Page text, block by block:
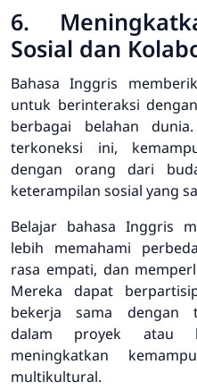
6.
Sosial dan
Bahasa Inggris
untuk berinteraksi
berbagai belahan
terkoneksi ini,
dengan orang dari
keterampilan sosial yang
Belajar bahasa Inggris
lebih memahami
rasa empati, dan
Mereka dapat
bekerja sama dengan
dalam proyek atau
meningkatkan
multikultural.